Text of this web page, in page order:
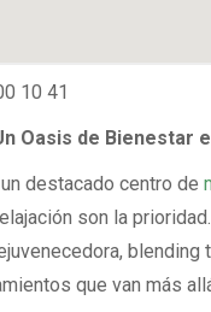
10 41
Oasis de Bienestar
destacado centro de
son la
que van más